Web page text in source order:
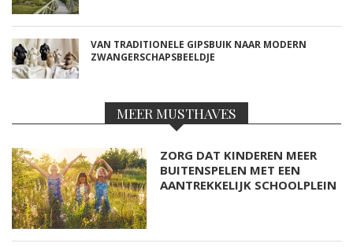
VAN TRADITIONELE GIPSBUIK NAAR MODERN
ZWANGERSCHAPSBEELDJE
MEER MUSTHAVES
ZORG DAT KINDEREN MEER
BUITENSPELEN MET EEN
AANTREKKELIJK SCHOOLPLEIN